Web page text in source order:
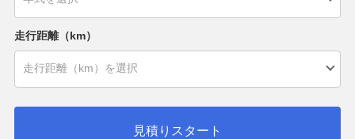
走行距離（km）
見積りスタート